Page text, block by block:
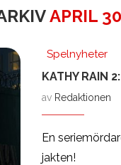
APRIL
Spelnyheter
KATHY RAIN
av Redaktionen
En
jakten!